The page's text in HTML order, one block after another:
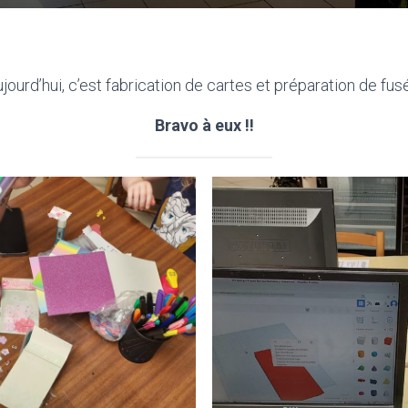
c’est fabrication de cartes et préparation de
Bravo à eux !!